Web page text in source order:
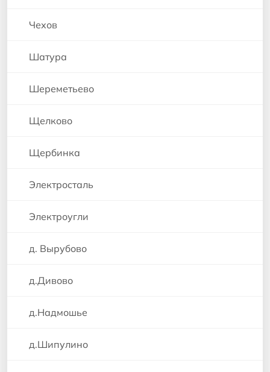
Чехов
Шатура
Шереметьево
Щелково
Щербинка
Электросталь
Электроугли
д. Вырубово
д.Дивово
д.Надмошье
д.Шипулино